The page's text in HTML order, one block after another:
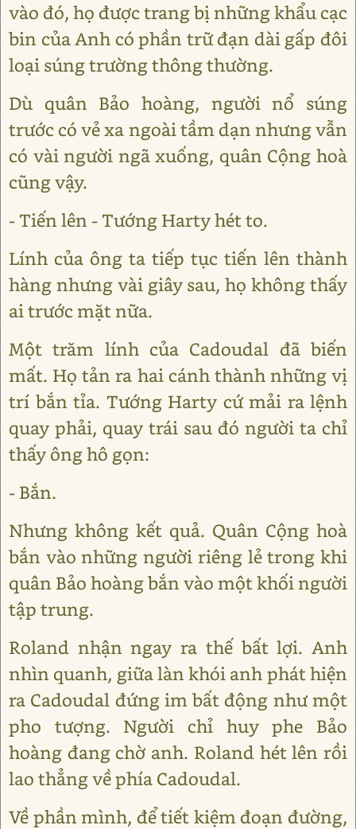
vào đó, họ được trang bị những khẩu cạc
bin của Anh có phần trữ đạn dài gấp đôi
loại súng trường thông thường.
Dù quân Bảo hoàng, người nổ súng
trước có vẻ xa ngoài tầm dạn nhưng vẫn
có vài người ngã xuống, quân Cộng hoà
cũng vậy.
- Tiến lên - Tướng Harty hét to.
Lính của ông ta tiếp tục tiến lên thành
hàng nhưng vài giây sau, họ không thấy
ai trước mặt nữa.
Một trăm lính của Cadoudal đã biến
mất. Họ tản ra hai cánh thành những vị
trí bắn tỉa. Tướng Harty cứ mải ra lệnh
quay phải, quay trái sau đó người ta chỉ
thấy ông hô gọn:
- Bắn.
Nhưng không kết quả. Quân Cộng hoà
bắn vào những người riêng lẻ trong khi
quân Bảo hoàng bắn vào một khối người
tập trung.
Roland nhận ngay ra thế bất lợi. Anh
nhìn quanh, giữa làn khói anh phát hiện
ra Cadoudal đứng im bất động như một
pho tượng. Người chỉ huy phe Bảo
hoàng đang chờ anh. Roland hét lên rồi
lao thẳng về phía Cadoudal.
Về phần mình, để tiết kiệm đoạn đường,